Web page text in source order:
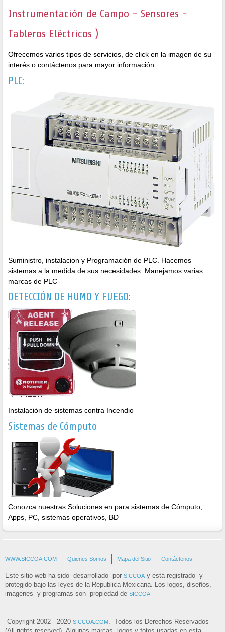
Instrumentación de Campo - Sensores -
Tableros Eléctricos )
Ofrecemos varios tipos de servicios, de click en la imagen de su
interés o contáctenos para mayor información:
PLC:
Suministro, instalacion y Programación de PLC. Hacemos
sistemas a la medida de sus necesidades. Manejamos varias
marcas de PLC
DETECCIÓN DE HUMO Y FUEGO:
Instalación de sistemas contra Incendio
Sistemas de Cómputo
Conozca nuestras Soluciones en para sistemas de Cómputo,
Apps, PC, sistemas operativos, BD
WWW.SICCOA.COM Quienes Somos Mapa del Sitio Contáctenos
Este sitio web ha sido desarrollado por SICCOA y está registrado y
protegido bajo las leyes de la Republica Mexicana. Los logos, diseños,
imagenes y programas son propiedad de SICCOA
Copyright 2002 - 2020 SICCOA.COM. Todos los Derechos Reservados